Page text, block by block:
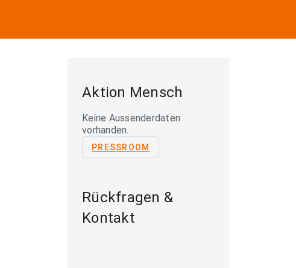
Aktion Mensch
Keine Aussenderdaten
vorhanden.
PRESSROOM
Rückfragen &
Kontakt